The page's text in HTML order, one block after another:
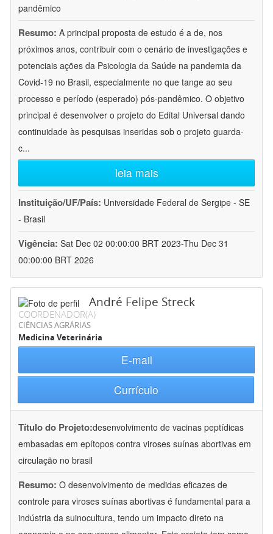
pandêmico
Resumo: A principal proposta de estudo é a de, nos
próximos anos, contribuir com o cenário de investigações e
potenciais ações da Psicologia da Saúde na pandemia da
Covid-19 no Brasil, especialmente no que tange ao seu
processo e período (esperado) pós-pandêmico. O objetivo
principal é desenvolver o projeto do Edital Universal dando
continuidade às pesquisas inseridas sob o projeto guarda-
c...
leia mais
Instituição/UF/País: Universidade Federal de Sergipe - SE
- Brasil
Vigência: Sat Dec 02 00:00:00 BRT 2023-Thu Dec 31
00:00:00 BRT 2026
André Felipe Streck
COORDENADOR(A)
CIÊNCIAS AGRÁRIAS
Medicina Veterinária
E-mail
Currículo
Título do Projeto:desenvolvimento de vacinas peptídicas
embasadas em epítopos contra viroses suínas abortivas em
circulação no brasil
Resumo: O desenvolvimento de medidas eficazes de
controle para viroses suínas abortivas é fundamental para a
indústria da suinocultura, tendo um impacto direto na